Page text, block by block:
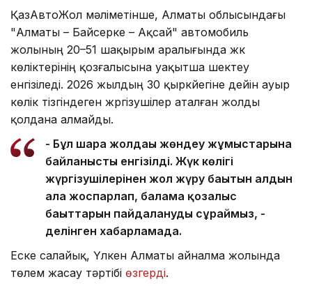
ҚазАвтоЖол мәліметінше, Алматы облысындағы
"Алматы – Байсерке – Ақсай" автомобиль
жолының 20–51 шақырым аралығында жүк
көліктерінің қозғалысына уақытша шектеу
енгізіледі. 2026 жылдың 30 қыркүйегіне дейін ауыр
көлік тізгіндеген жүргізушілер аталған жолды
қолдана алмайды.
- Бұл шара жолдағы жөндеу жұмыстарына
байланысты енгізілді. Жүк көлігі
жүргізушілерінен жол жүру бағытын алдын
ала жоспарлап, балама қозғалыс
бағыттарын пайдалануды сұраймыз, -
делінген хабарламада.
Еске салайық, Үлкен Алматы айналма жолында
төлем жасау тәртібі өзгерді.